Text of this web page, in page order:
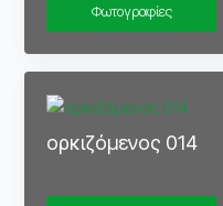
Φωτογραφίες
ορκιζόμενος 014